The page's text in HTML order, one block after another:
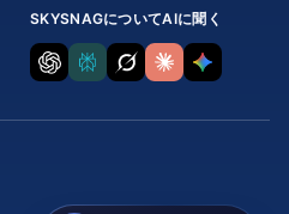
SKYSNAGについてAIに聞く